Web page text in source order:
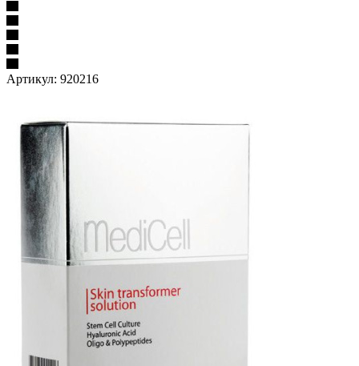
Артикул: 920216